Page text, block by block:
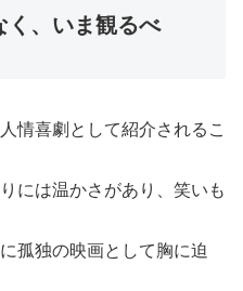
く、いま観るべ
情喜劇として紹介されるこ
には温かさがあり、笑いも
孤独の映画として胸に迫